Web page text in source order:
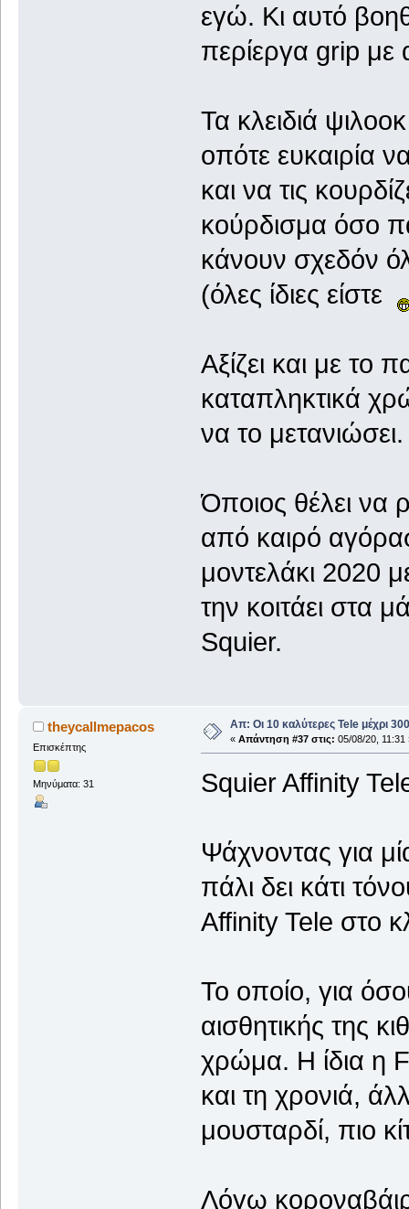
εγώ. Κι αυτό
περίεργα grip με
Τα κλειδιά
οπότε ευκαιρία
και να τις
κούρδισμα όσο
κάνουν σχεδόν
(όλες ίδιες είστε
Αξίζει και με το
καταπληκτικά
να το μετανιώσει.
Όποιος θέλει να
από καιρό
μοντελάκι 2020
την κοιτάει στα
Squier.
theycallmepacos
Επισκέπτης
Μηνύματα: 31
Απ: Οι 10 καλύτερες Tele μέχρι
« Απάντηση #37 στις: 05/08/20, 11:31
Squier Affinity
Ψάχνοντας για
πάλι δει κάτι
Affinity Tele στο
To οποίο, για
αισθητικής της
χρώμα. Η ίδια η
και τη χρονιά,
μουσταρδί, πιο
Λόγω